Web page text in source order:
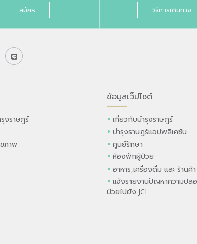
สมัคร วิธีการเดินทาง
งราษฎร์
ภาพ
ข้อมูลเว็ปไซต์
เกี่ยวกับบำรุงราษฎร์
บำรุงราษฎร์แอปพลิเคชัน
ศูนย์รักษา
ห้องพักผู้ป่วย
อาหาร,เครื่องดื่ม และ ร้านค้า
แจ้งรายงานปัญหาความปล
ป่วยไปยัง JCI